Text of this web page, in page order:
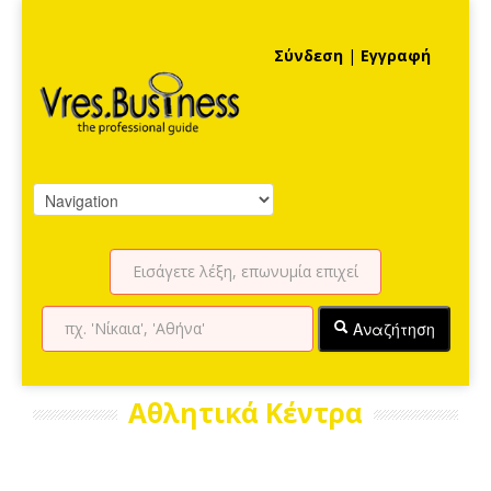
Σύνδεση | Εγγραφή
Αναζήτηση
Αθλητικά Κέντρα